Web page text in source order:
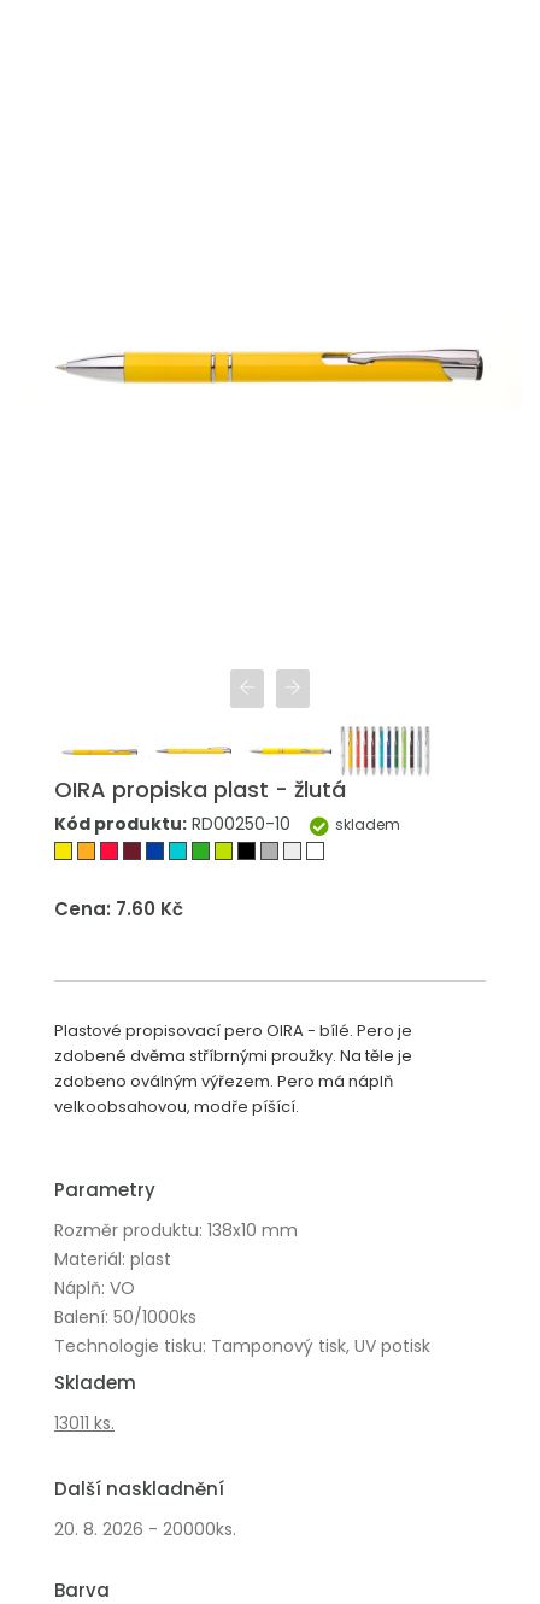
OIRA propiska plast - žlutá
Kód produktu: RD00250-10 skladem
Cena: 7.60 Kč
Plastové propisovací pero OIRA - bílé. Pero je
zdobené dvěma stříbrnými proužky. Na těle je
zdobeno oválným výřezem. Pero má náplň
velkoobsahovou, modře píšící.
Parametry
Rozměr produktu: 138x10 mm
Materiál: plast
Náplň: VO
Balení: 50/1000ks
Technologie tisku: Tamponový tisk, UV potisk
Skladem
13011 ks.
Další naskladnění
20. 8. 2026 - 20000ks.
Barva